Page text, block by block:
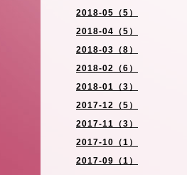
2018-05（5）
2018-04（5）
2018-03（8）
2018-02（6）
2018-01（3）
2017-12（5）
2017-11（3）
2017-10（1）
2017-09（1）